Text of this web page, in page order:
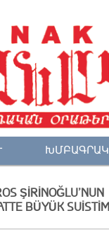
ŞİRİNOĞLU’NUN
BÜYÜK